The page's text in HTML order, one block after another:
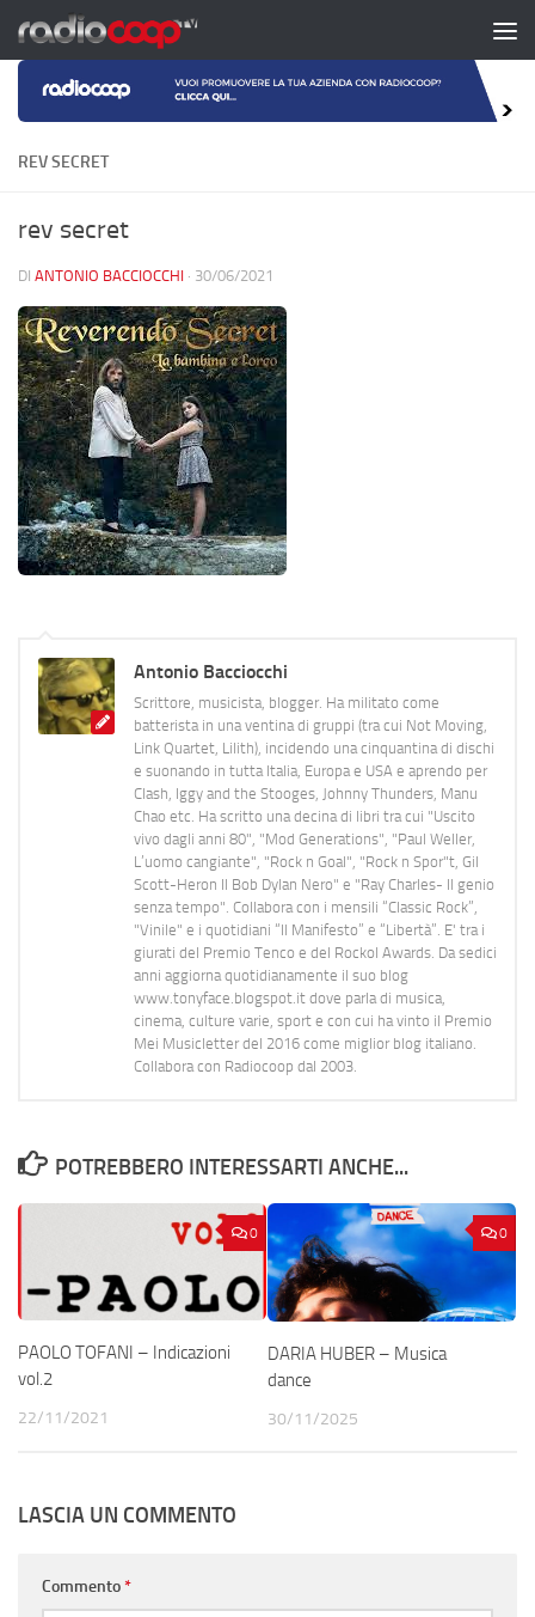
Salta al contenuto
REV SECRET
rev secret
DI ANTONIO BACCIOCCHI · 30/06/2021
Antonio Bacciocchi
Scrittore, musicista, blogger. Ha militato come
batterista in una ventina di gruppi (tra cui Not Moving,
Link Quartet, Lilith), incidendo una cinquantina di dischi
e suonando in tutta Italia, Europa e USA e aprendo per
Clash, Iggy and the Stooges, Johnny Thunders, Manu
Chao etc. Ha scritto una decina di libri tra cui "Uscito
vivo dagli anni 80", "Mod Generations", "Paul Weller,
L’uomo cangiante", "Rock n Goal", "Rock n Spor"t, Gil
Scott-Heron Il Bob Dylan Nero" e "Ray Charles- Il genio
senza tempo". Collabora con i mensili “Classic Rock”,
"Vinile" e i quotidiani “Il Manifesto” e “Libertà”. E' tra i
giurati del Premio Tenco e del Rockol Awards. Da sedici
anni aggiorna quotidianamente il suo blog
www.tonyface.blogspot.it dove parla di musica,
cinema, culture varie, sport e con cui ha vinto il Premio
Mei Musicletter del 2016 come miglior blog italiano.
Collabora con Radiocoop dal 2003.
POTREBBERO INTERESSARTI ANCHE...
0
PAOLO TOFANI – Indicazioni
vol.2
22/11/2021
0
DARIA HUBER – Musica
dance
30/11/2025
LASCIA UN COMMENTO
Commento*